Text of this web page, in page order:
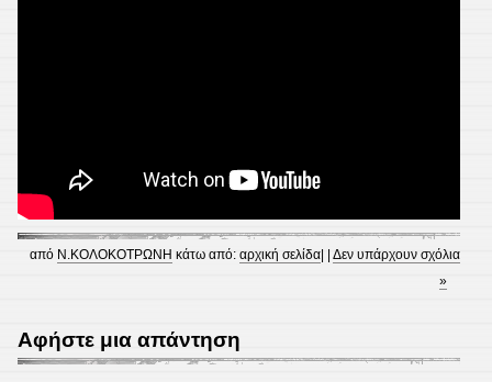
από N.ΚΟΛΟΚΟΤΡΩΝΗ κάτω από:αρχική σελίδα | |Δεν υπάρχουν σχόλια
»
Αφήστε μια απάντηση